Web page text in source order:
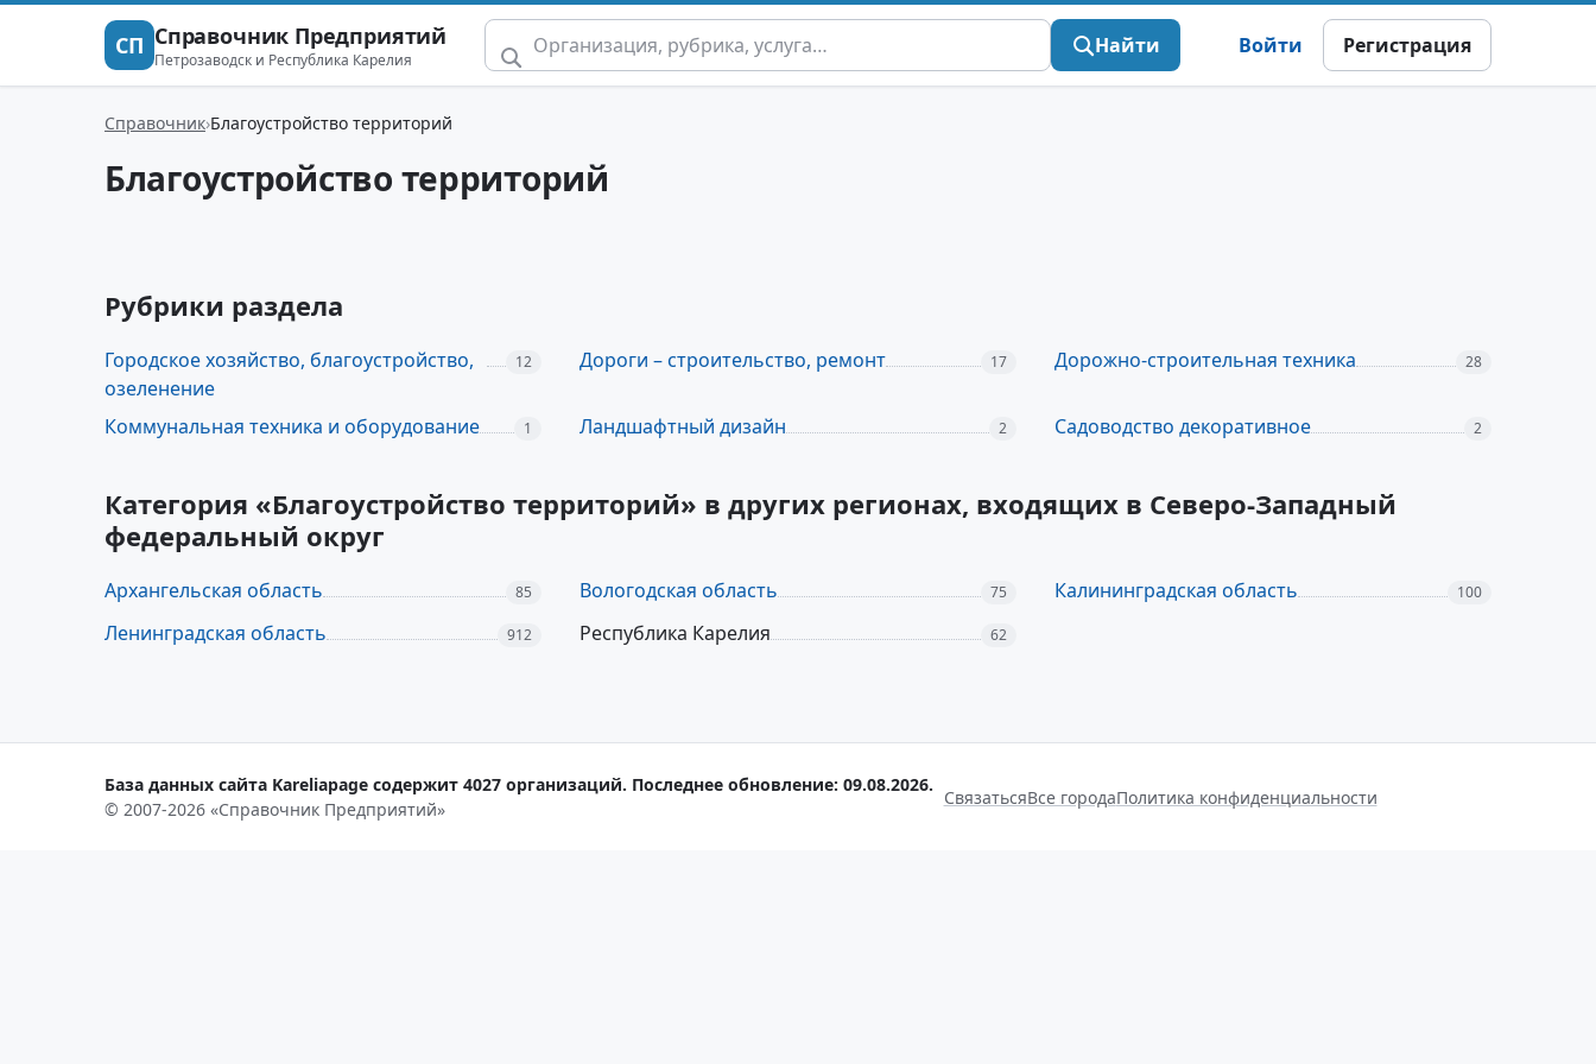
СП Справочник Предприятий
Петрозаводск и Республика Карелия
Найти Войти Регистрация
Справочник Благоустройство территорий
Благоустройство территорий
Рубрики раздела
Городское хозяйство, благоустройство,
озеленение
12 Дороги – строительство, ремонт 17 Дорожно-строительная техника 28
Коммунальная техника и оборудование 1 Ландшафтный дизайн 2 Садоводство декоративное 2
Категория «Благоустройство территорий» в других регионах, входящих в Северо-Западный
федеральный округ
Архангельская область 85 Вологодская область 75 Калининградская область 100
Ленинградская область 912 Республика Карелия 62
База данных сайта Kareliapage содержит 4027 организаций. Последнее обновление: 09.08.2026.
© 2007-2026 «Справочник Предприятий»
СвязатьсяВсе городаПолитика конфиденциальности